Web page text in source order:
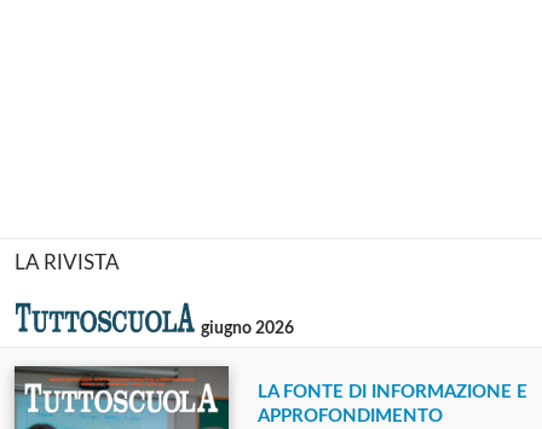
LA RIVISTA
giugno 2026
LA FONTE DI INFORMAZIONE E
APPROFONDIMENTO